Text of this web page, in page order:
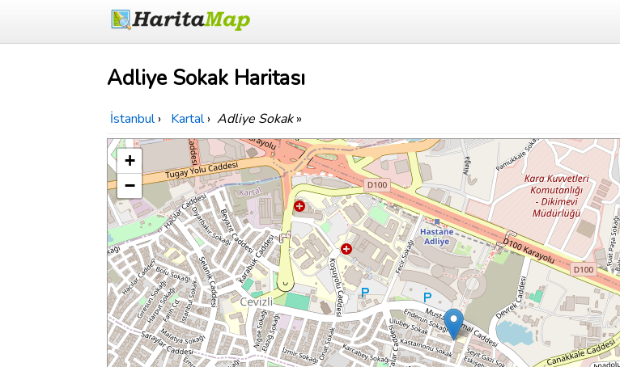
Adliye Sokak Haritası
İstanbul › Kartal › Adliye Sokak»
+
−